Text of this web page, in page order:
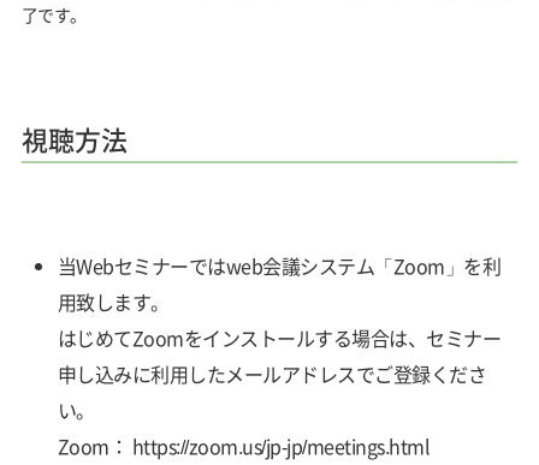
了です。
視聴方法
当Webセミナーではweb会議システム「Zoom」を利
用致します。
はじめてZoomをインストールする場合は、セミナー
申し込みに利用したメールアドレスでご登録くださ
い。
Zoom： https://zoom.us/jp-jp/meetings.html